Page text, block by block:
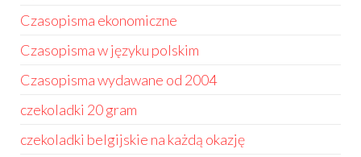
Czasopisma ekonomiczne
Czasopisma w języku polskim
Czasopisma wydawane od 2004
czekoladki 20 gram
czekoladki belgijskie na każdą okazję